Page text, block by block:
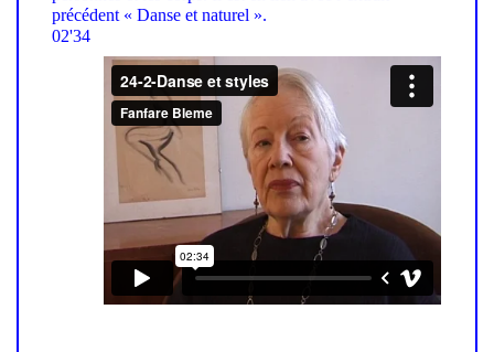
précédent « Danse et naturel ».
02'34